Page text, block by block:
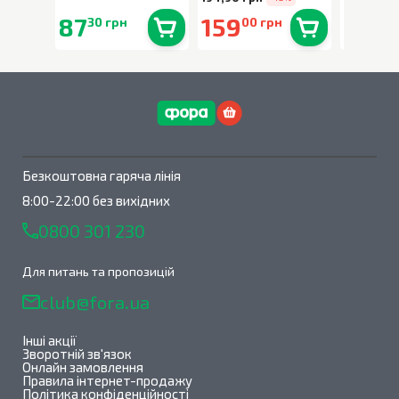
8730 грн 15900 грн
Безкоштовна гаряча лінія
8:00-22:00 без вихідних
0800 301 230
Для питань та пропозицій
club@fora.ua
Інші акції
Зворотній зв'язок
Онлайн замовлення
Правила інтернет-продажу
Політика конфіденційності